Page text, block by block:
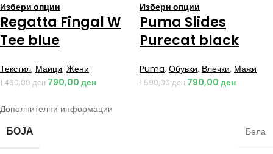
Избери опции
Regatta Fingal W
Tee blue
Текстил, Маици, Жени
1.490,00ден 790,00 ден
Избери опции
Puma Slides
Purecat black
Puma, Обувки, Влечки, Мажи
1.590,00ден 790,00 ден
Дополнителни информации
БОЈА Бела